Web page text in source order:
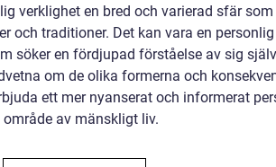
verklighet en bred och varierad sfär som
och traditioner. Det kan vara en
söker en fördjupad förståelse av sig
om de olika formerna och
ett mer nyanserat och informerat
av mänskligt liv.